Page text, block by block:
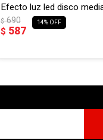
Efecto luz led disco
$ 587
$690 14